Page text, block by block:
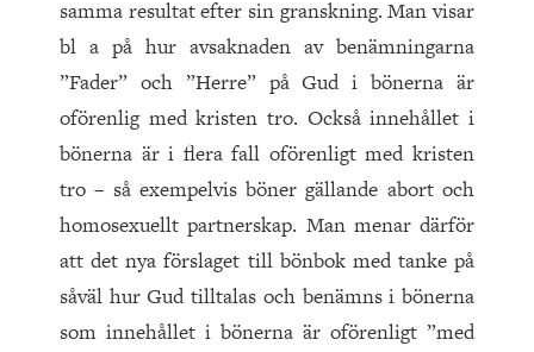
samma resultat efter sin granskning. Man visar
bl a på hur avsaknaden av benämningarna
”Fader” och ”Herre” på Gud i bönerna är
oförenlig med kristen tro. Också innehållet i
bönerna är i flera fall oförenligt med kristen
tro – så exempelvis böner gällande abort och
homosexuellt partnerskap. Man menar därför
att det nya förslaget till bönbok med tanke på
såväl hur Gud tilltalas och benämns i bönerna
som innehållet i bönerna är oförenligt ”med